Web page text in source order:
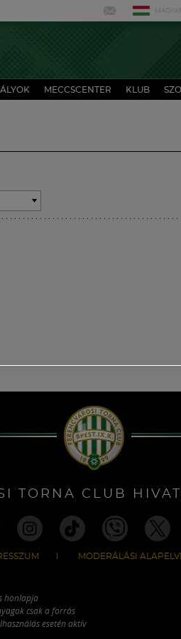
MAGYAR
MECCSCENTER KLUB
TORNA CLUB
MODERÁLÁSI
honlapja
csak a forrás
esetén aktív